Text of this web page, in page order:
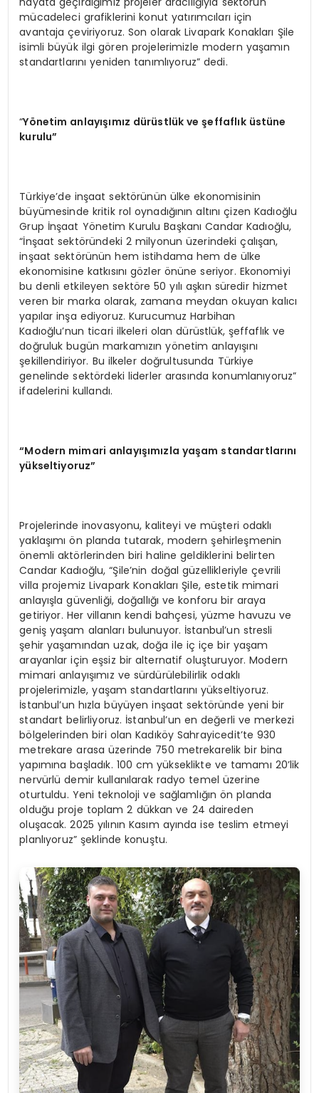
mücadeleci grafiklerini konut yatırımcıları için
avantaja çeviriyoruz. Son olarak Livapark Konakları Şile
isimli büyük ilgi gören projelerimizle modern yaşamın
standartlarını yeniden tanımlıyoruz” dedi.
“Yönetim anlayışımız dürüstlük ve şeffaflık üstüne
kurulu”
Türkiye’de inşaat sektörünün ülke ekonomisinin
büyümesinde kritik rol oynadığının altını çizen Kadıoğlu
Grup İnşaat Yönetim Kurulu Başkanı Candar Kadıoğlu,
“İnşaat sektöründeki 2 milyonun üzerindeki çalışan,
inşaat sektörünün hem istihdama hem de ülke
ekonomisine katkısını gözler önüne seriyor. Ekonomiyi
bu denli etkileyen sektöre 50 yılı aşkın süredir hizmet
veren bir marka olarak, zamana meydan okuyan kalıcı
yapılar inşa ediyoruz. Kurucumuz Harbihan
Kadıoğlu’nun ticari ilkeleri olan dürüstlük, şeffaflık ve
doğruluk bugün markamızın yönetim anlayışını
şekillendiriyor. Bu ilkeler doğrultusunda Türkiye
genelinde sektördeki liderler arasında konumlanıyoruz”
ifadelerini kullandı.
“Modern mimari anlayışımızla yaşam standartlarını
yükseltiyoruz”
Projelerinde inovasyonu, kaliteyi ve müşteri odaklı
yaklaşımı ön planda tutarak, modern şehirleşmenin
önemli aktörlerinden biri haline geldiklerini belirten
Candar Kadıoğlu, “Şile’nin doğal güzellikleriyle çevrili
villa projemiz Livapark Konakları Şile, estetik mimari
anlayışla güvenliği, doğallığı ve konforu bir araya
getiriyor. Her villanın kendi bahçesi, yüzme havuzu ve
geniş yaşam alanları bulunuyor. İstanbul’un stresli
şehir yaşamından uzak, doğa ile iç içe bir yaşam
arayanlar için eşsiz bir alternatif oluşturuyor. Modern
mimari anlayışımız ve sürdürülebilirlik odaklı
projelerimizle, yaşam standartlarını yükseltiyoruz.
İstanbul’un hızla büyüyen inşaat sektöründe yeni bir
standart belirliyoruz. İstanbul’un en değerli ve merkezi
bölgelerinden biri olan Kadıköy Sahrayicedit’te 930
metrekare arasa üzerinde 750 metrekarelik bir bina
yapımına başladık. 100 cm yükseklikte ve tamamı 20’lik
nervürlü demir kullanılarak radyo temel üzerine
oturtuldu. Yeni teknoloji ve sağlamlığın ön planda
olduğu proje toplam 2 dükkan ve 24 daireden
oluşacak. 2025 yılının Kasım ayında ise teslim etmeyi
planlıyoruz” şeklinde konuştu.